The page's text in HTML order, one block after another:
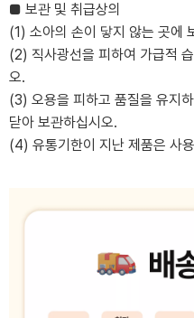
■ 보관 및 취급상의
(1) 소아의 손이 닿지 않는 곳에
(2) 직사광선을 피하여 가급적
오.
(3) 오용을 피하고 품질을 유지
닫아 보관하십시오.
(4) 유통기한이 지난 제품은 사